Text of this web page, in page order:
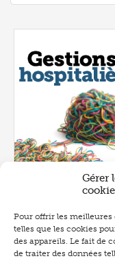
Gérer
Pour offrir les meilleures
telles que les cookies
des appareils. Le fait de
de traiter des données
Numéro 657- juin